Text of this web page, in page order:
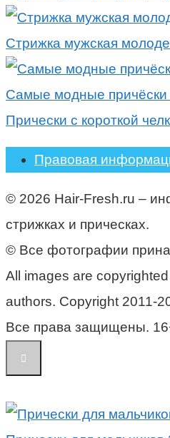
Стрижка мужская
Самые модные причёски
Прически с короткой
Правовая
© 2026 Hair-Fresh.ru –
стрижках и прическах.
© Все фотографии
All images are
authors. Copyright 2011-
Все права защищены.